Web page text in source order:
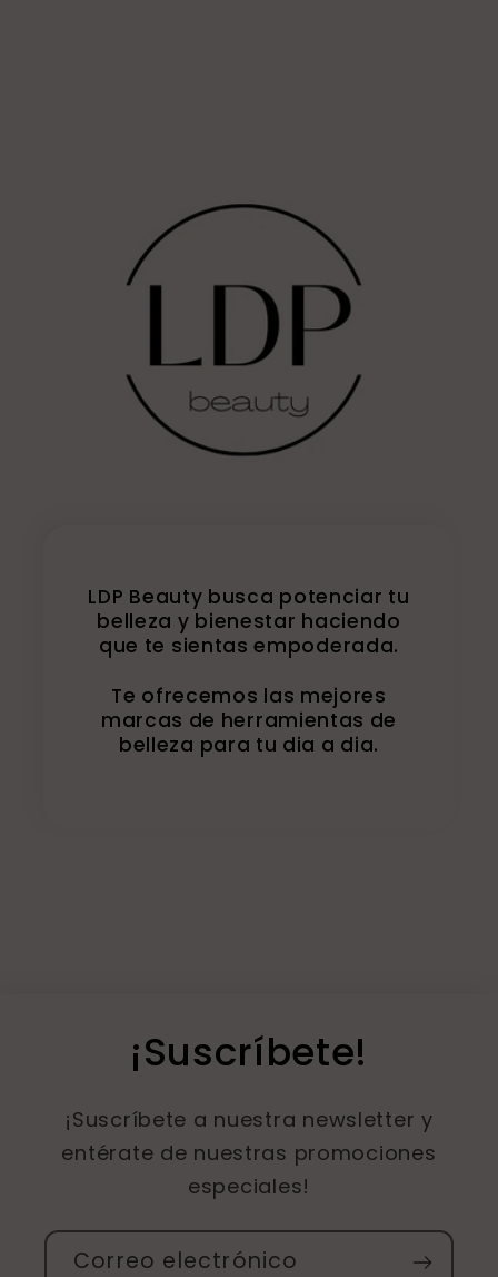
LDP Beauty busca potenciar tu
belleza y bienestar haciendo
que te sientas empoderada.
Te ofrecemos las mejores
marcas de herramientas de
belleza para tu dia a dia.
¡Suscríbete!
¡Suscríbete a nuestra newsletter y
entérate de nuestras promociones
especiales!
Correo electrónico